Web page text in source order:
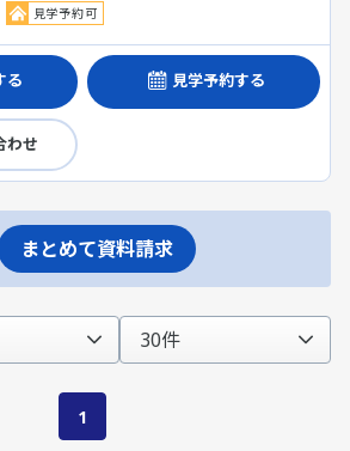
見学予約可
る 見学予約する
わせ
まとめて資料請求
1